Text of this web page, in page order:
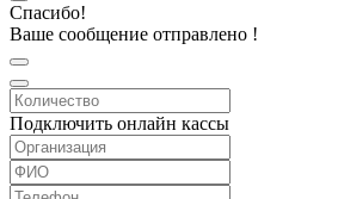
Спасибо!
Ваше сообщение отправлено !
Подключить онлайн кассы